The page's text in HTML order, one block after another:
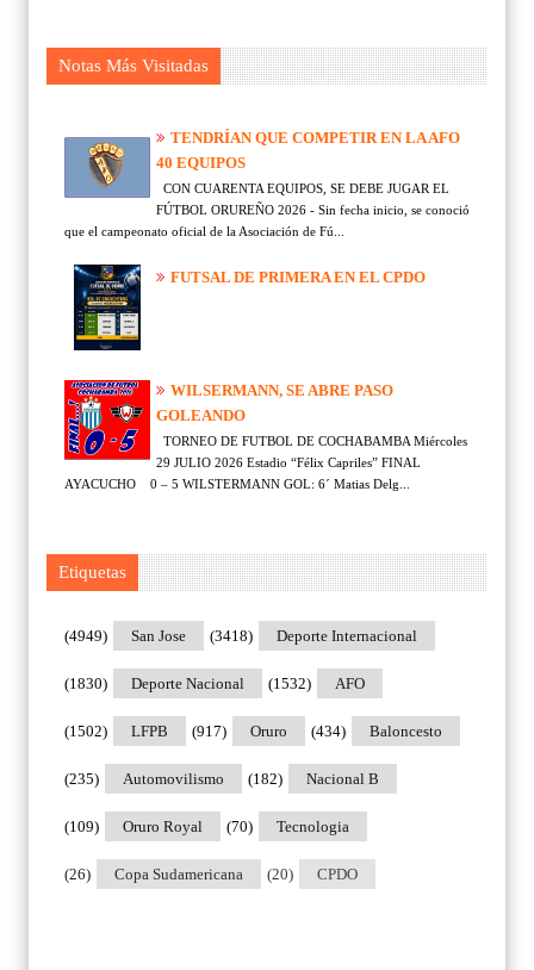
Notas Más Visitadas
TENDRÍAN QUE COMPETIR EN LA AFO
40 EQUIPOS
CON CUARENTA EQUIPOS, SE DEBE JUGAR EL
FÚTBOL ORUREÑO 2026 - Sin fecha inicio, se conoció
que el campeonato oficial de la Asociación de Fú...
FUTSAL DE PRIMERA EN EL CPDO
WILSERMANN, SE ABRE PASO
GOLEANDO
TORNEO DE FUTBOL DE COCHABAMBA Miércoles
29 JULIO 2026 Estadio “Félix Capriles” FINAL
AYACUCHO 0 – 5 WILSTERMANN GOL: 6´ Matias Delg...
Etiquetas
San Jose
(4949) Deporte Internacional
(3418)
Deporte Nacional
(1830) AFO
(1532)
LFPB
(1502) Oruro
(917) Baloncesto
(434)
Automovilismo
(235) Nacional B
(182)
Oruro Royal
(109) Tecnologia
(70)
Copa Sudamericana
(26) CPDO
(20)